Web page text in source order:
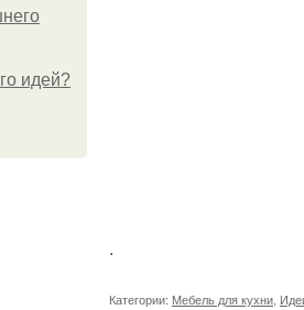
идей?
.
Категории: Мебель для кухни